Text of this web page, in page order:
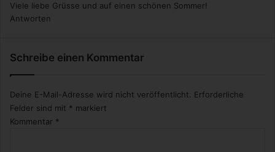
Viele liebe Grüsse und auf einen schönen Sommer!
Antworten
Schreibe einen Kommentar
Deine E-Mail-Adresse wird nicht veröffentlicht. Erforderliche
Felder sind mit * markiert
Kommentar *